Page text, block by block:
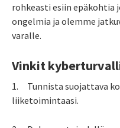
rohkeasti esiin epäkohtia
ongelmia ja olemme
varalle.
Vinkit
1.
Tunnista suojattava
liiketoimintaasi.